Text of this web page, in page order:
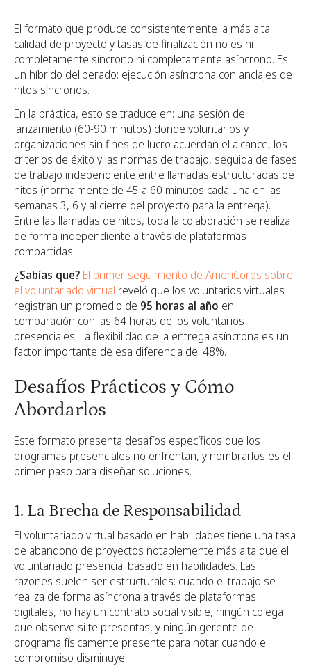
El formato que produce consistentemente la más alta
calidad de proyecto y tasas de finalización no es ni
completamente síncrono ni completamente asíncrono. Es
un híbrido deliberado: ejecución asíncrona con anclajes de
hitos síncronos.
En la práctica, esto se traduce en: una sesión de
lanzamiento (60-90 minutos) donde voluntarios y
organizaciones sin fines de lucro acuerdan el alcance, los
criterios de éxito y las normas de trabajo, seguida de fases
de trabajo independiente entre llamadas estructuradas de
hitos (normalmente de 45 a 60 minutos cada una en las
semanas 3, 6 y al cierre del proyecto para la entrega).
Entre las llamadas de hitos, toda la colaboración se realiza
de forma independiente a través de plataformas
compartidas.
¿Sabías que? El primer seguimiento de AmeriCorps sobre
el voluntariado virtual reveló que los voluntarios virtuales
registran un promedio de 95 horas al año en
comparación con las 64 horas de los voluntarios
presenciales. La flexibilidad de la entrega asíncrona es un
factor importante de esa diferencia del 48%.
Desafíos Prácticos y Cómo
Abordarlos
Este formato presenta desafíos específicos que los
programas presenciales no enfrentan, y nombrarlos es el
primer paso para diseñar soluciones.
1. La Brecha de Responsabilidad
El voluntariado virtual basado en habilidades tiene una tasa
de abandono de proyectos notablemente más alta que el
voluntariado presencial basado en habilidades. Las
razones suelen ser estructurales: cuando el trabajo se
realiza de forma asíncrona a través de plataformas
digitales, no hay un contrato social visible, ningún colega
que observe si te presentas, y ningún gerente de
programa físicamente presente para notar cuando el
compromiso disminuye.